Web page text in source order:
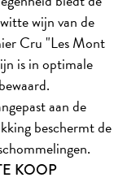
wijn van de
Cru "Les Mont
is in optimale
aan de
beschermt de
KOOP